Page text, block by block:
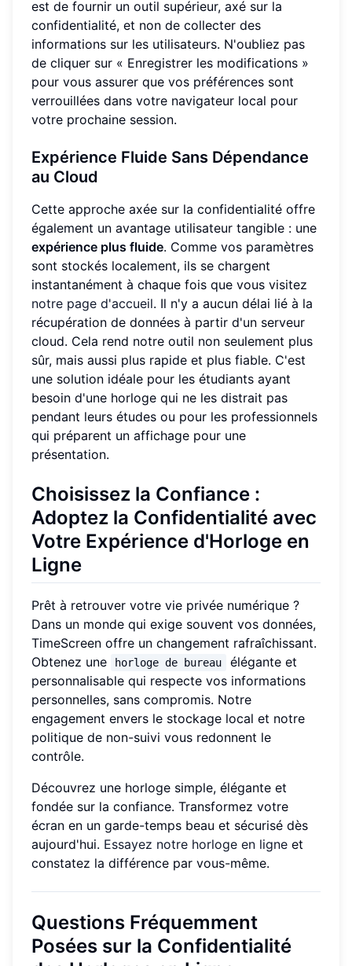
est de fournir un outil supérieur, axé sur la
confidentialité, et non de collecter des
informations sur les utilisateurs. N'oubliez pas
de cliquer sur « Enregistrer les modifications »
pour vous assurer que vos préférences sont
verrouillées dans votre navigateur local pour
votre prochaine session.
Expérience Fluide Sans Dépendance
au Cloud
Cette approche axée sur la confidentialité offre
également un avantage utilisateur tangible : une
expérience plus fluide. Comme vos paramètres
sont stockés localement, ils se chargent
instantanément à chaque fois que vous visitez
notre page d'accueil. Il n'y a aucun délai lié à la
récupération de données à partir d'un serveur
cloud. Cela rend notre outil non seulement plus
sûr, mais aussi plus rapide et plus fiable. C'est
une solution idéale pour les étudiants ayant
besoin d'une horloge qui ne les distrait pas
pendant leurs études ou pour les professionnels
qui préparent un affichage pour une
présentation.
Choisissez la Confiance :
Adoptez la Confidentialité avec
Votre Expérience d'Horloge en
Ligne
Prêt à retrouver votre vie privée numérique ?
Dans un monde qui exige souvent vos données,
TimeScreen offre un changement rafraîchissant.
Obtenez une
horloge de bureau
élégante et
personnalisable qui respecte vos informations
personnelles, sans compromis. Notre
engagement envers le stockage local et notre
politique de non-suivi vous redonnent le
contrôle.
Découvrez une horloge simple, élégante et
fondée sur la confiance. Transformez votre
écran en un garde-temps beau et sécurisé dès
aujourd'hui. Essayez notre horloge en ligne et
constatez la différence par vous-même.
Questions Fréquemment
Posées sur la Confidentialité